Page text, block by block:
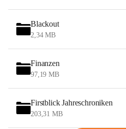
Blackout
2,34 MB
Finanzen
97,19 MB
Firstblick Jahreschroniken
203,31 MB